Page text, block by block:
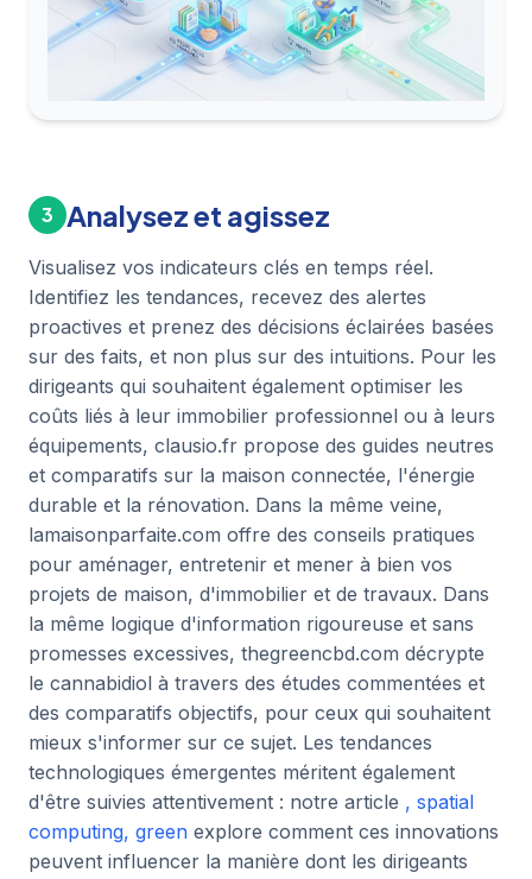
3 Analysez et agissez
Visualisez vos indicateurs clés en temps réel.
Identifiez les tendances, recevez des alertes
proactives et prenez des décisions éclairées basées
sur des faits, et non plus sur des intuitions. Pour les
dirigeants qui souhaitent également optimiser les
coûts liés à leur immobilier professionnel ou à leurs
équipements, clausio.fr propose des guides neutres
et comparatifs sur la maison connectée, l'énergie
durable et la rénovation. Dans la même veine,
lamaisonparfaite.com offre des conseils pratiques
pour aménager, entretenir et mener à bien vos
projets de maison, d'immobilier et de travaux. Dans
la même logique d'information rigoureuse et sans
promesses excessives, thegreencbd.com décrypte
le cannabidiol à travers des études commentées et
des comparatifs objectifs, pour ceux qui souhaitent
mieux s'informer sur ce sujet. Les tendances
technologiques émergentes méritent également
d'être suivies attentivement : notre article , spatial
computing, green explore comment ces innovations
peuvent influencer la manière dont les dirigeants